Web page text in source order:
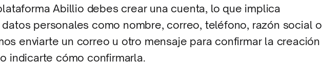
Abillio debes crear una cuenta, lo que implica
personales como nombre, correo, teléfono, razón social o
enviarte un correo u otro mensaje para confirmar la creación
indicarte cómo confirmarla.